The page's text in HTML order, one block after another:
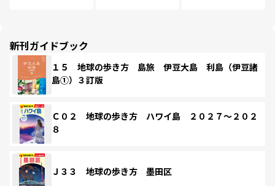
新刊ガイドブック
１５ 地球の歩き方 島旅 伊豆大島 利島（伊豆諸
島①）３訂版
Ｃ０２ 地球の歩き方 ハワイ島 ２０２７～２０２
８
Ｊ３３ 地球の歩き方 墨田区